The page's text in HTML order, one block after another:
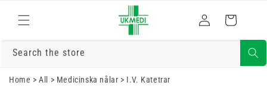
innehåll
in
Varukorg
Search the store
Home >All > Medicinska nålar > I.V. Katetrar